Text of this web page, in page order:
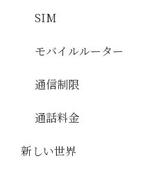
SIM
モバイルルーター
通信制限
通話料金
新しい世界